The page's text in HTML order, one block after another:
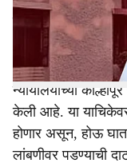
e
उंबरठ्यात पोहोचले
आमदार सतेज पाटील
न्यायालयाच्या
केली आहे. या याचिकेवर
होणार असून, होऊ
लांबणीवर पडण्याची